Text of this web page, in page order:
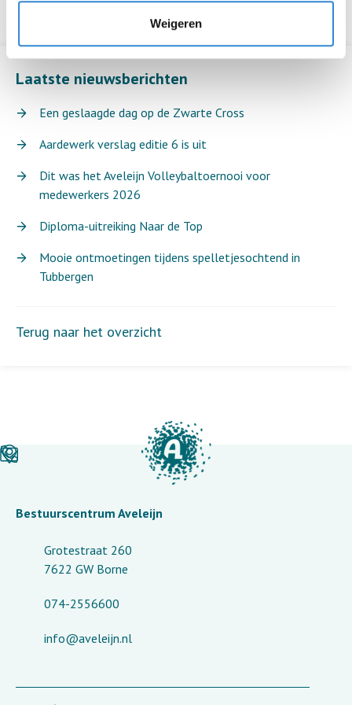
Weigeren
Laatste nieuwsberichten
Een geslaagde dag op de Zwarte Cross
Aardewerk verslag editie 6 is uit
Dit was het Aveleijn Volleybaltoernooi voor
medewerkers 2026
Diploma-uitreiking Naar de Top
Mooie ontmoetingen tijdens spelletjesochtend in
Tubbergen
Terug naar het overzicht
Bestuurscentrum Aveleijn
Grotestraat 260
7622 GW Borne
074-2556600
info@aveleijn.nl